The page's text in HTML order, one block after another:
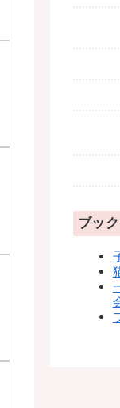
ブッ